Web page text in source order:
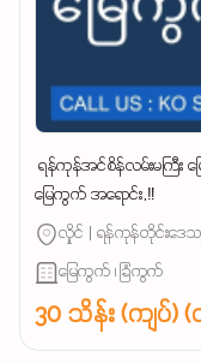
ရန်ကုန်အင်စိန်လမ်းမကြီး
မြေကွက် အရောင်း,‼️
လှိုင် | ရန်ကုန်တိုင်းဒေသ
မြေကွက် ၊ ခြံကွက်
30 သိန်း (ကျပ်)